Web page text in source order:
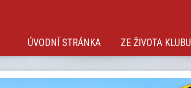
ÚVODNÍ STRÁNKA ZE ŽIVOTA KLUBU